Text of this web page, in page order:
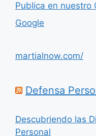
Publica en nuestro
Google
martialnow.com/
Defensa
Descubriendo las
Personal